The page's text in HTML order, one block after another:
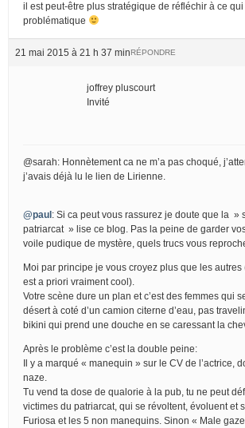
il est peut-être plus stratégique de réfléchir à ce qui
problématique
21 mai 2015 à 21 h 37 minRÉPONDRE
joffrey pluscourt
Invité
@sarah: Honnètement ca ne m’a pas choqué,
j’avais déjà lu le lien de Lirienne.
@paul: Si ca peut vous rassurez je doute que la »
patriarcat » lise ce blog. Pas la peine de garder
voile pudique de mystère, quels trucs vous
Moi par principe je vous croyez plus que les autres
est a priori vraiment cool).
Votre scène dure un plan et c’est des femmes qui
désert à coté d’un camion citerne d’eau, pas
bikini qui prend une douche en se caressant la
Après le problème c’est la double peine:
Il y a marqué « manequin » sur le CV de l’actrice,
naze.
Tu vend ta dose de qualorie à la pub, tu ne peut
victimes du patriarcat, qui se révoltent, évoluent et
Furiosa et les 5 non manequins. Sinon « Male gaze